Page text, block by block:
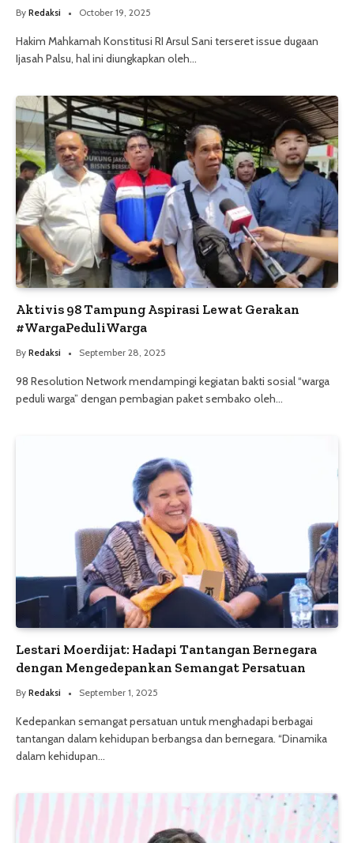
By Redaksi October 19, 2025
Hakim Mahkamah Konstitusi RI Arsul Sani terseret issue dugaan
Ijasah Palsu, hal ini diungkapkan oleh…
Aktivis 98 Tampung Aspirasi Lewat Gerakan
#WargaPeduliWarga
By Redaksi September 28, 2025
98 Resolution Network mendampingi kegiatan bakti sosial “warga
peduli warga” dengan pembagian paket sembako oleh…
Lestari Moerdijat: Hadapi Tantangan Bernegara
dengan Mengedepankan Semangat Persatuan
By Redaksi September 1, 2025
Kedepankan semangat persatuan untuk menghadapi berbagai
tantangan dalam kehidupan berbangsa dan bernegara. “Dinamika
dalam kehidupan…